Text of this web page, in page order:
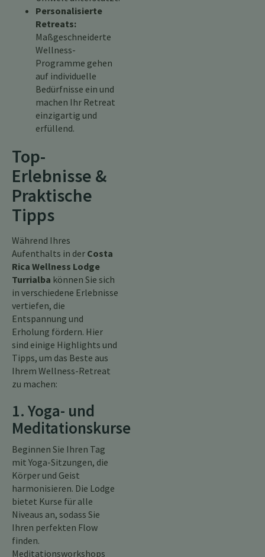
Personalisierte
Retreats:
Maßgeschneiderte
Wellness-
Programme gehen
auf individuelle
Bedürfnisse ein und
machen Ihr Retreat
einzigartig und
erfüllend.
Top-
Erlebnisse &
Praktische
Tipps
Während Ihres
Aufenthalts in der Costa
Rica Wellness Lodge
Turrialba können Sie sich
in verschiedene Erlebnisse
vertiefen, die
Entspannung und
Erholung fördern. Hier
sind einige Highlights und
Tipps, um das Beste aus
Ihrem Wellness-Retreat
zu machen:
1. Yoga- und
Meditationskurse
Beginnen Sie Ihren Tag
mit Yoga-Sitzungen, die
Körper und Geist
harmonisieren. Die Lodge
bietet Kurse für alle
Niveaus an, sodass Sie
Ihren perfekten Flow
finden.
Meditationsworkshops